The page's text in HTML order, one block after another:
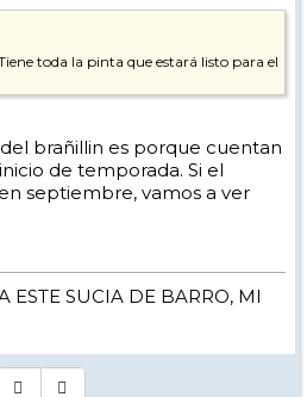
toda la pinta que estará listo para el
brañillin es porque cuentan
de temporada. Si el
septiembre, vamos a ver
ESTE SUCIA DE BARRO, MI